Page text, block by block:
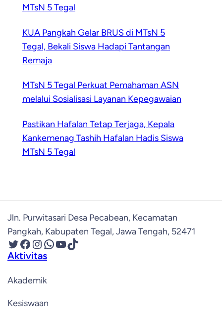
MTsN 5 Tegal
KUA Pangkah Gelar BRUS di MTsN 5
Tegal, Bekali Siswa Hadapi Tantangan
Remaja
MTsN 5 Tegal Perkuat Pemahaman ASN
melalui Sosialisasi Layanan Kepegawaian
Pastikan Hafalan Tetap Terjaga, Kepala
Kankemenag Tashih Hafalan Hadis Siswa
MTsN 5 Tegal
Jln. Purwitasari Desa Pecabean, Kecamatan
Pangkah, Kabupaten Tegal, Jawa Tengah, 52471
Twitter Facebook InstagramWhatsApp YouTube TikTok
Aktivitas
Akademik
Kesiswaan